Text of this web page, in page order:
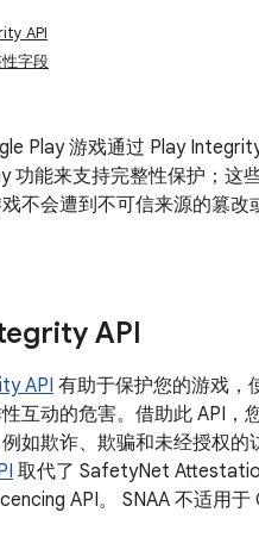
API
字段
Play 游戏通过 Play
功能来支持完整性保护；这
不会遭到不可信来源的篡改
API
API 有助于保护您的游戏，
互动的危害。借助此 API，
如欺诈、欺骗和未经授权的
取代了 SafetyNet
API。 SNAA 不适用